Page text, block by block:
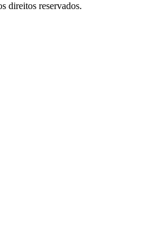
direitos reservados.